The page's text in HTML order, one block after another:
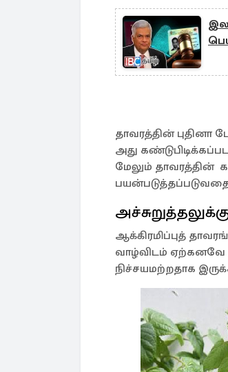
தாவரத்தின் புதினா
அது
மேலும் தாவரத்தின்
ஆக்கிரமிப்புத்
வாழ்விடம் ஏற்கனவே
நிச்சயமற்றதாக